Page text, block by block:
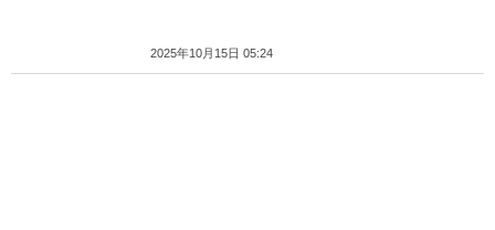
2025年10月15日 05:24